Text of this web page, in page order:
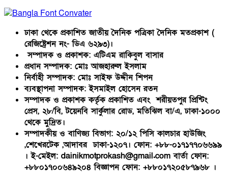
ঢাকা থেকে প্রকাশিত জাতীয় দৈনিক পত্রিকা দৈনিক মতপ্রকাশ (
রেজিষ্ট্রেশন নং- ডিএ ৬২৯৩)।
সম্পাদক ও প্রকাশক: এটিএম রাকিবুল বাসার
প্রধান সম্পাদক: মোঃ আজহারুল ইসলাম
নির্বাহী সম্পাদক: মোঃ সাইফ উদ্দীন শিপন
ব্যবস্থাপনা সম্পাদক: ইসমাইল হোসেন রতন
সম্পাদক ও প্রকাশক কর্তৃক প্রকাশিত এবং শরীয়তপুর প্রিন্টিং
প্রেস, ২৮/বি, টয়েনবি সার্কুলার রোড, মতিঝিল বা/এ, ঢাকা-১০০০
থেকে মুদ্রিত।
সম্পাদকীয় ও বাণিজ্য বিভাগ: ২০/১২ পিসি কালচার হাউজিং
,শেখেরটেক ,আদাবর ঢাকা-১২০৭। ফোন: +৮৮-০১৭১৭৭০৬৬৯৯
। ই-মেইল: dainikmotprokash@gmail.com বার্তা ফোন:
+৮৮০১৭০০৬৪৯২০৪ বিজ্ঞাপন ফোন: +৮৮০১৭২০৫৮৭৯৬৮ ।